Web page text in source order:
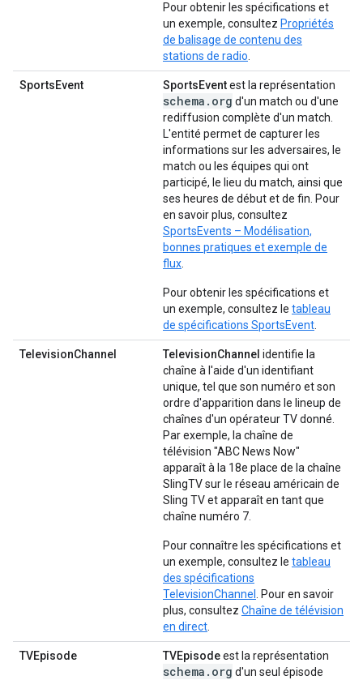
Pour obtenir les spécifications et
un exemple, consultez Propriétés
de balisage de contenu des
stations de radio
SportsEvent SportsEventest la représentation
schema.org d'un match ou d'une
rediffusion complète d'un match.
L'entité permet de capturer les
informations sur les adversaires, le
match ou les équipes qui ont
participé, le lieu du match, ainsi que
ses heures de début et de fin. Pour
en savoir plus, consultez
SportsEvents – Modélisation,
bonnes pratiques et exemple de
flux
Pour obtenir les spécifications et
un exemple, consultez le tableau
de spécifications SportsEvent
TelevisionChannel TelevisionChannel identifie la
chaîne à l'aide d'un identifiant
unique, tel que son numéro et son
ordre d'apparition dans le lineup de
chaînes d'un opérateur TV donné.
Par exemple, la chaîne de
télévision "ABC News Now"
apparaît à la 18e place de la chaîne
SlingTV sur le réseau américain de
Sling TV et apparaît en tant que
chaîne numéro 7.
Pour connaître les spécifications et
un exemple, consultez le tableau
des spécifications
TelevisionChannel
. Pour en savoir
plus, consultez Chaîne de télévision
en direct
TVEpisode TVEpisodeest la représentation
schema.org d'un seul épisode